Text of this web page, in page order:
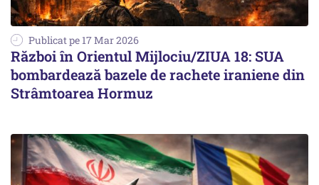
Publicat pe 17 Mar 2026
Război în Orientul Mijlociu/ZIUA 18: SUA
bombardează bazele de rachete iraniene din
Strâmtoarea Hormuz